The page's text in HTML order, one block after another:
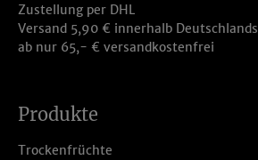
Zustellung per DHL
Versand 5,90 € innerhalb Deutschlands
ab nur 65,- € versandkostenfrei
Produkte
Trockenfrüchte